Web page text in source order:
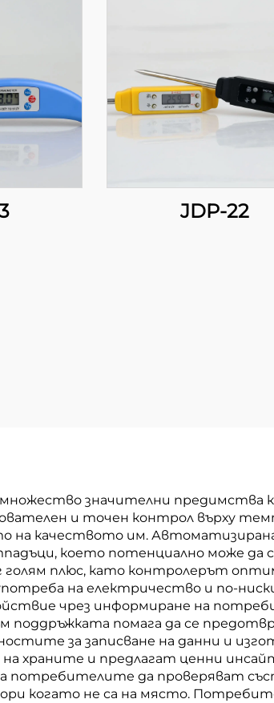
JDP-22
значителни предимства
и точен контрол върху
на качеството им.
което потенциално може да
плюс, като контролерът
на електричество и по-
чрез информиране на
поддръжката помага да се
за записване на данни и
храните и предлагат ценни
потребителите да проверяват
когато не са на място.